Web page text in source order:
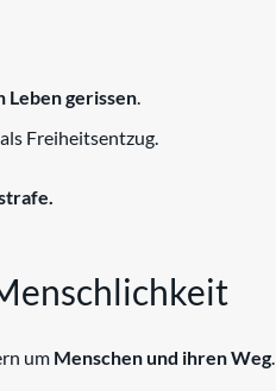
Leben gerissen.
Freiheitsentzug.
um Menschen und ihren Weg.